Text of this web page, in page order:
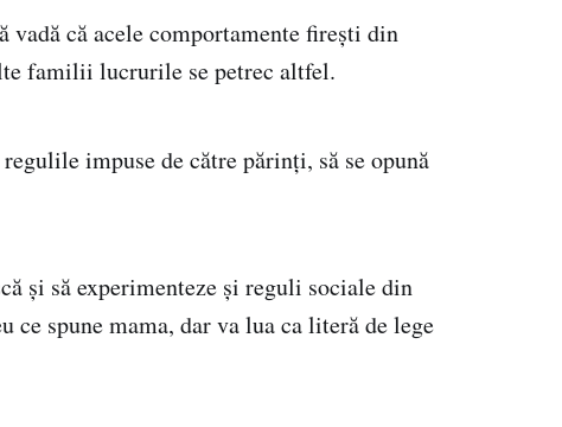
că acele comportamente fireşti din
familii lucrurile se petrec altfel.
impuse de către părinţi, să se opună
și să experimenteze și reguli sociale din
ce spune mama, dar va lua ca literă de lege